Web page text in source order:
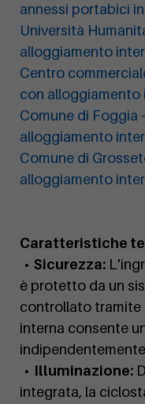
annessi portabici
Università
alloggiamento
Centro
con alloggiamento
Comune di Foggia
alloggiamento
Comune di
alloggiamento
Caratteristiche
• Sicurezza:
è protetto da un
controllato tramite
interna consente
• Illuminazione:
integrata, la